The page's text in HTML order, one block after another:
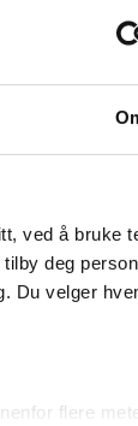
ved å bruke
deg
Du velger
flere